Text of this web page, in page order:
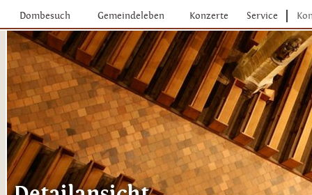
Dombesuch Gemeindeleben Konzerte Service